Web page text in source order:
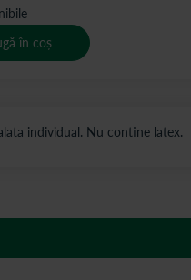
individual. Nu contine latex.
în coș